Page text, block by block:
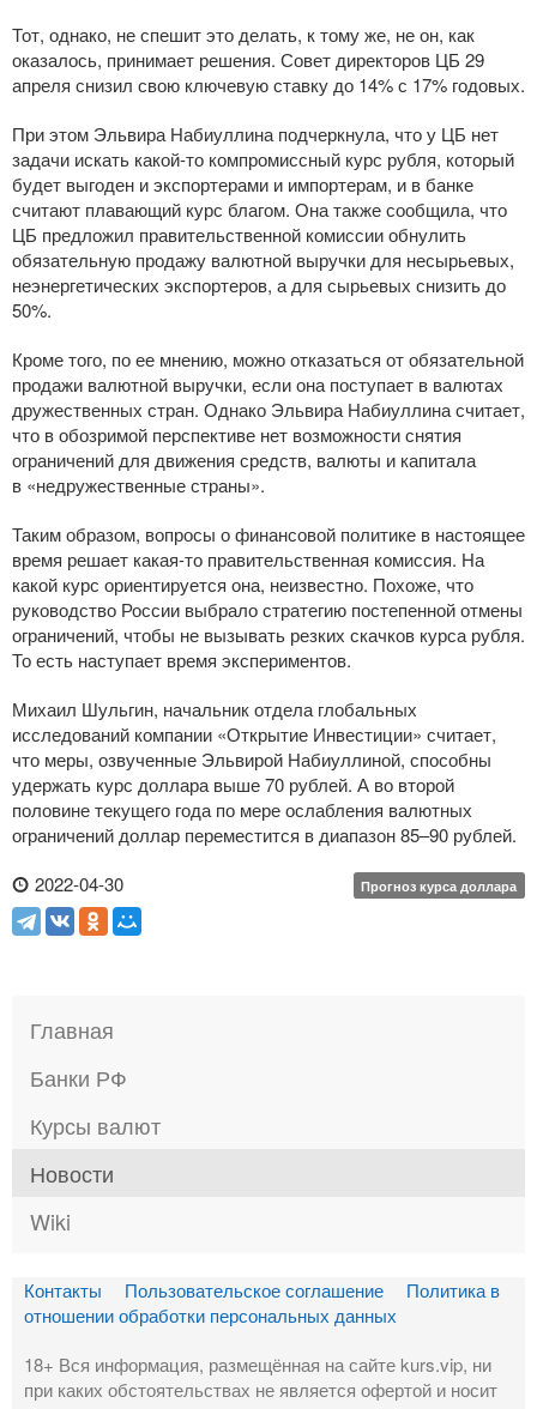
Тот, однако, не спешит это делать, к тому же, не он, как
оказалось, принимает решения. Совет директоров ЦБ 29
апреля снизил свою ключевую ставку до 14% с 17% годовых.
При этом Эльвира Набиуллина подчеркнула, что у ЦБ нет
задачи искать какой-то компромиссный курс рубля, который
будет выгоден и экспортерами и импортерам, и в банке
считают плавающий курс благом. Она также сообщила, что
ЦБ предложил правительственной комиссии обнулить
обязательную продажу валютной выручки для несырьевых,
неэнергетических экспортеров, а для сырьевых снизить до
50%.
Кроме того, по ее мнению, можно отказаться от обязательной
продажи валютной выручки, если она поступает в валютах
дружественных стран. Однако Эльвира Набиуллина считает,
что в обозримой перспективе нет возможности снятия
ограничений для движения средств, валюты и капитала
в «недружественные страны».
Таким образом, вопросы о финансовой политике в настоящее
время решает какая-то правительственная комиссия. На
какой курс ориентируется она, неизвестно. Похоже, что
руководство России выбрало стратегию постепенной отмены
ограничений, чтобы не вызывать резких скачков курса рубля.
То есть наступает время экспериментов.
Михаил Шульгин, начальник отдела глобальных
исследований компании «Открытие Инвестиции» считает,
что меры, озвученные Эльвирой Набиуллиной, способны
удержать курс доллара выше 70 рублей. А во второй
половине текущего года по мере ослабления валютных
ограничений доллар переместится в диапазон 85–90 рублей.
2022-04-30
Прогноз курса доллара
Главная
Банки РФ
Курсы валют
Новости
Wiki
Контакты Пользовательское соглашение
Политика в
отношении обработки персональных данных
18+ Вся информация, размещённая на сайте kurs.vip, ни
при каких обстоятельствах не является офертой и носит